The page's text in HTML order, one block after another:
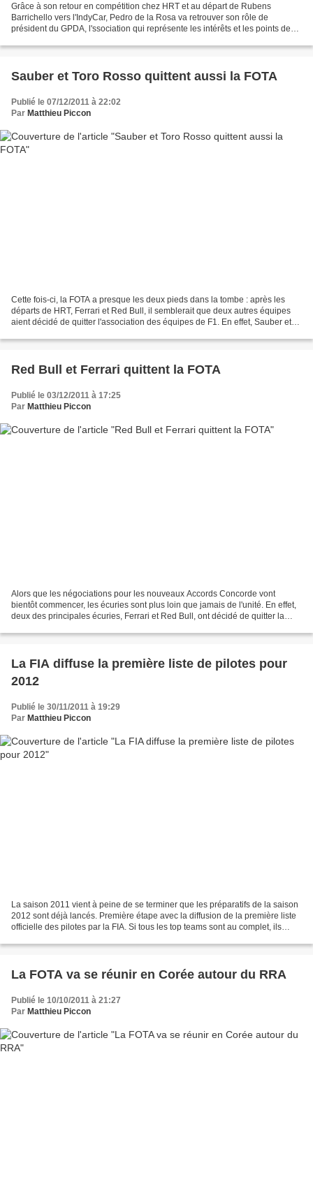
Grâce à son retour en compétition chez HRT et au départ de Rubens
Barrichello vers l'IndyCar, Pedro de la Rosa va retrouver son rôle de
président du GPDA, l'ssociation qui représente les intérêts et les points de
Sauber et Toro Rosso quittent aussi la FOTA
Publié le 07/12/2011 à 22:02
Par Matthieu Piccon
Cette fois-ci, la FOTA a presque les deux pieds dans la tombe : après les
départs de HRT, Ferrari et Red Bull, il semblerait que deux autres équipes
aient décidé de quitter l'association des équipes de F1. En effet, Sauber et
Red Bull et Ferrari quittent la FOTA
Publié le 03/12/2011 à 17:25
Par Matthieu Piccon
Alors que les négociations pour les nouveaux Accords Concorde vont
bientôt commencer, les écuries sont plus loin que jamais de l'unité. En effet,
deux des principales écuries, Ferrari et Red Bull, ont décidé de quitter la
La FIA diffuse la première liste de pilotes pour
2012
Publié le 30/11/2011 à 19:29
Par Matthieu Piccon
La saison 2011 vient à peine de se terminer que les préparatifs de la saison
2012 sont déjà lancés. Première étape avec la diffusion de la première liste
officielle des pilotes par la FIA. Si tous les top teams sont au complet, ils
La FOTA va se réunir en Corée autour du RRA
Publié le 10/10/2011 à 21:27
Par Matthieu Piccon